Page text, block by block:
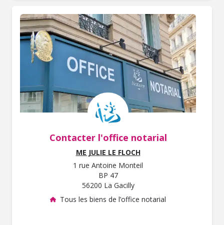
Contacter l'office notarial
ME JULIE LE FLOCH
1 rue Antoine Monteil
BP 47
56200 La Gacilly
Tous les biens de l’office notarial